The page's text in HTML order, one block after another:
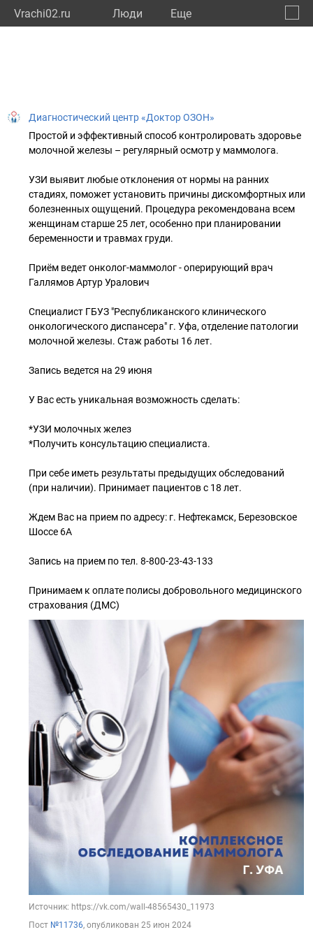
Vrachi02.ru Люди Eще
Диагностический центр «Доктор ОЗОН»
Простой и эффективный способ контролировать здоровье
молочной железы – регулярный осмотр у маммолога.
УЗИ выявит любые отклонения от нормы на ранних
стадиях, поможет установить причины дискомфортных или
болезненных ощущений. Процедура рекомендована всем
женщинам старше 25 лет, особенно при планировании
беременности и травмах груди.
Приём ведет онколог-маммолог - оперирующий врач
Галлямов Артур Уралович
Специалист ГБУЗ "Республиканского клинического
онкологического диспансера" г. Уфа, отделение патологии
молочной железы. Стаж работы 16 лет.
Запись ведется на 29 июня
У Вас есть уникальная возможность сделать:
*УЗИ молочных желез
*Получить консультацию специалиста.
При себе иметь результаты предыдущих обследований
(при наличии). Принимает пациентов с 18 лет.
Ждем Вас на прием по адресу: г. Нефтекамск, Березовское
Шоссе 6А
Запись на прием по тел. 8-800-23-43-133
Принимаем к оплате полисы добровольного медицинского
страхования (ДМС)
Источник: https://vk.com/wall-48565430_11973
Пост №11736, опубликован 25 июн 2024